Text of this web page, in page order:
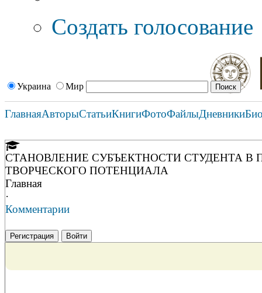
Создать голосование
Украина Мир
ГлавнаяАвторыСтатьиКнигиФотоФайлыДневники
СТАНОВЛЕНИЕ СУБЪЕКТНОСТИ СТУДЕНТА
ТВОРЧЕСКОГО ПОТЕНЦИАЛА
Главная
·
Комментарии
Регистрация Войти